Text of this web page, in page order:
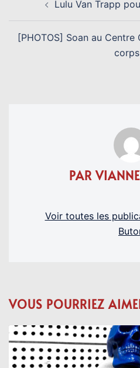
D’ARTICLELulu Van Trapp
[PHOTOS] Soan au
corps
PAR
Voir toutes les
VOUS POURRIEZ